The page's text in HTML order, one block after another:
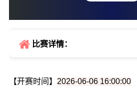
比赛详情：
【开赛时间】 2026-06-06 16:00:00